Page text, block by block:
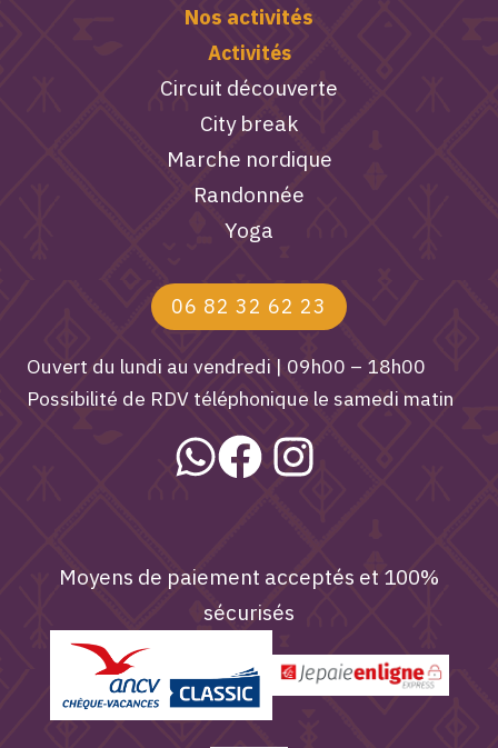
Nos activités
Activités
Circuit découverte
City break
Marche nordique
Randonnée
Yoga
06 82 32 62 23
Ouvert du lundi au vendredi | 09h00 – 18h00
Possibilité de RDV téléphonique le samedi matin
Moyens de paiement acceptés et 100%
sécurisés